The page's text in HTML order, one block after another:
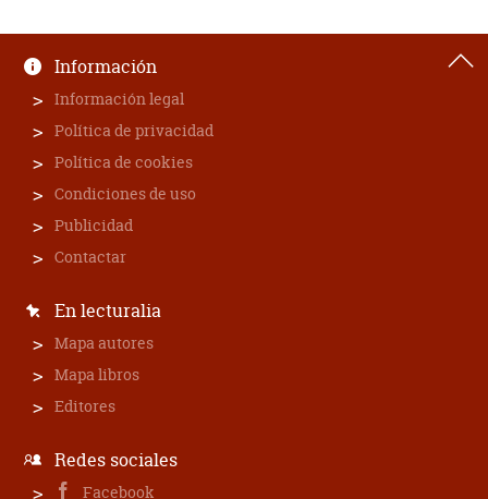
Información
Información legal
Política de privacidad
Política de cookies
Condiciones de uso
Publicidad
Contactar
En lecturalia
Mapa autores
Mapa libros
Editores
Redes sociales
Facebook